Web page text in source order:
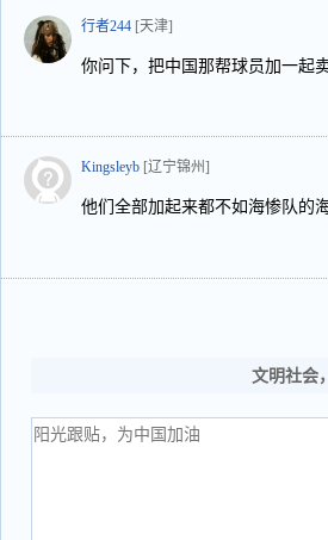
行者244 [天津]
你问下，把中国那帮球员加一起
Kingsleyb [辽宁锦州]
他们全部加起来都不如海惨队
文明社会